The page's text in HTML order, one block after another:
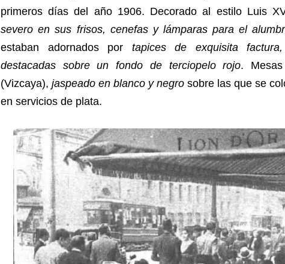
primeros días del año 1906. Decorado al estilo Luis
severo en sus frisos, cenefas y lámparas para el
estaban adornados por tapices de exquisita
destacadas sobre un fondo de terciopelo rojo.
(Vizcaya), jaspeado en blanco y negro sobre las que se
en servicios de plata.